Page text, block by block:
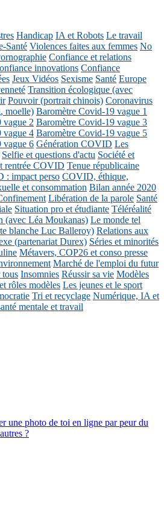
Handicap IA et Robots Le travail
Santé Violences faites aux femmes No
Confiance et relations
innovations Confiance
Jeux Vidéos Sexisme Santé Europe
Transition écologique (avec
Pouvoir (portrait chinois) Coronavirus
moelle) Baromètre Covid-19 vague 1
vague 2 Baromètre Covid-19 vague 3
vague 4 Baromètre Covid-19 vague 5
vague 6 Génération COVID Les
Selfie et questions d'actu Société et
rentrée COVID Tenue républicaine
: impact perso COVID, éthique,
et consommation Bilan année 2020
Libération de la parole Santé
Situation pro et étudiante Téléréalité
(avec Léa Moukanas) Le monde tel
blanche Luc Balleroy) Relations aux
(partenariat Durex) Séries et minorités
Métavers, COP26 et conso presse
Marché de l'emploi du futur
tous Insomnies Réussir sa vie Modèles
rôles modèles Les jeunes et le sport
Tri et recyclage Numérique, IA et
mentale et travail
une photo de toi en ligne par peur du
?